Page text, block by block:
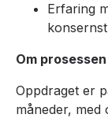
Erfaring
Om prosessen
Oppdraget er
måneder, med